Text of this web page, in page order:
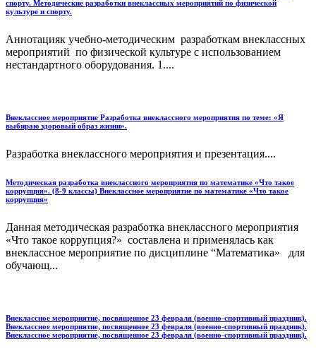
спорту. Методические разработки внеклассных мероприятий по физической
культуре и спорту.
Аннотацияк учебно-методическим разработкам внеклассных
мероприятий по физической культуре с использованием
нестандартного оборудования. 1....
Внеклассное мероприятие Разработка внеклассного мероприятия по теме: «Я
выбираю здоровый образ жизни».
Разработка внеклассного мероприятия и презентация....
Методическая разработка внеклассного мероприятия по математике «Что такое
коррупция». (8-9 классы) Внеклассное мероприятие по математике «Что такое
коррупция»
Данная методическая разработка внеклассного мероприятия
«Что такое коррупция?» составлена и применялась как
внеклассное мероприятие по дисциплине “Математика» для
обучающ...
Внеклассное мероприятие, посвященное 23 февраля (военно-спортивный праздник).
Внеклассное мероприятие, посвященное 23 февраля (военно-спортивный праздник).
Внеклассное мероприятие, посвященное 23 февраля (военно-спортивный праздник).